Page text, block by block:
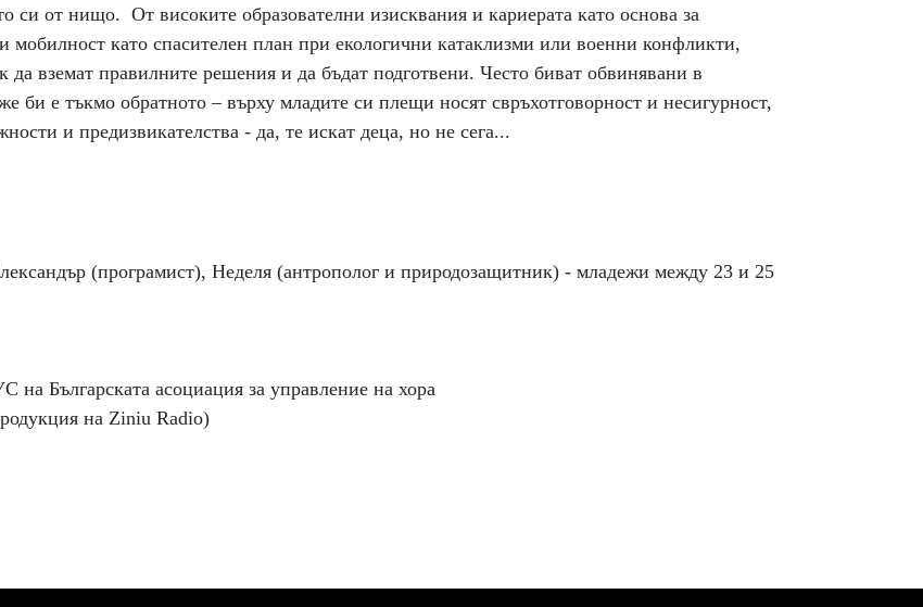
си от нищо. От високите образователни изисквания и кариерата като основа за
мобилност като спасителен план при екологични катаклизми или военни конфликти,
вземат правилните решения и да бъдат подготвени. Често биват обвинявани в
би е тъкмо обратното – върху младите си плещи носят свръхотговорност и несигурност,
и предизвикателства - да, те искат деца, но не сега...
(програмист), Неделя (антрополог и природозащитник) - младежи между 23 и 25
Българската асоциация за управление на хора
на Ziniu Radio)